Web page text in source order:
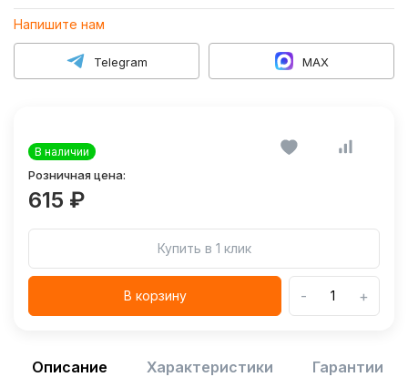
Напишите нам
Telegram MAX
В наличии
Розничная цена:
615 ₽
Купить в 1 клик
В корзину - +
Описание Характеристики Гарантии